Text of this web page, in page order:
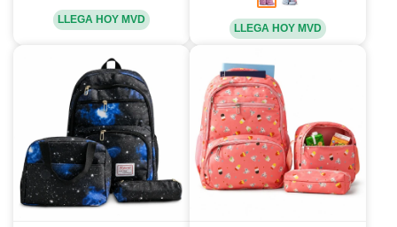
LLEGA HOY MVD
LLEGA HOY MVD